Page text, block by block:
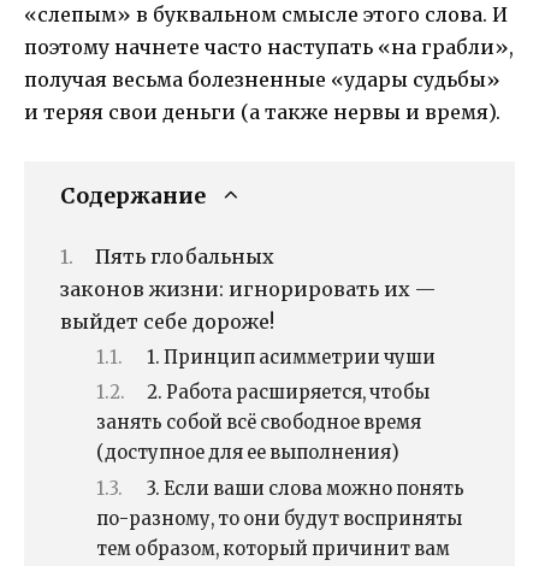
«слепым» в буквальном смысле этого слова. И
поэтому начнете часто наступать «на грабли»,
получая весьма болезненные «удары судьбы»
и теряя свои деньги (а также нервы и время).
Содержание
Пять глобальных
законов жизни: игнорировать их —
выйдет себе дороже!
1. Принцип асимметрии чуши
2. Работа расширяется, чтобы
занять собой всё свободное время
(доступное для ее выполнения)
3. Если ваши слова можно понять
по-разному, то они будут восприняты
тем образом, который причинит вам